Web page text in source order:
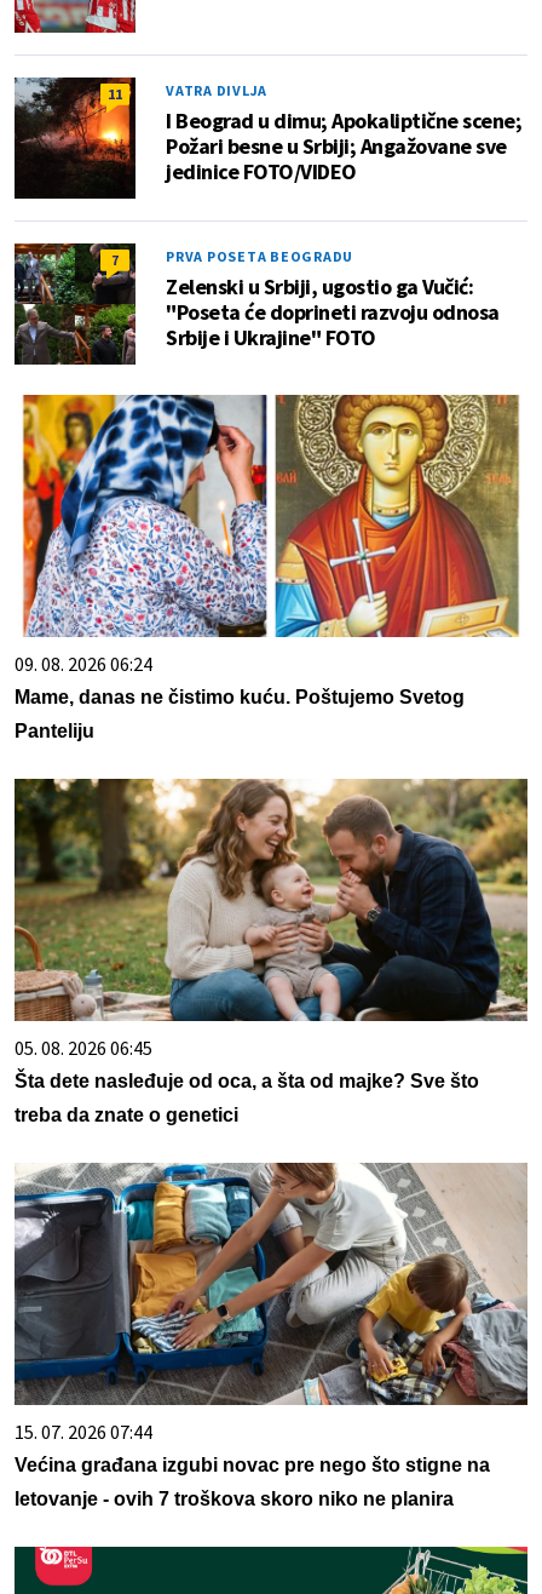
11 VATRA DIVLJA
I Beograd u dimu; Apokaliptične scene;
Požari besne u Srbiji; Angažovane sve
jedinice FOTO/VIDEO
7 PRVA POSETA BEOGRADU
Zelenski u Srbiji, ugostio ga Vučić:
"Poseta će doprineti razvoju odnosa
Srbije i Ukrajine" FOTO
09. 08. 2026 06:24
Mame, danas ne čistimo kuću. Poštujemo Svetog
Panteliju
05. 08. 2026 06:45
Šta dete nasleđuje od oca, a šta od majke? Sve što
treba da znate o genetici
15. 07. 2026 07:44
Većina građana izgubi novac pre nego što stigne na
letovanje - ovih 7 troškova skoro niko ne planira